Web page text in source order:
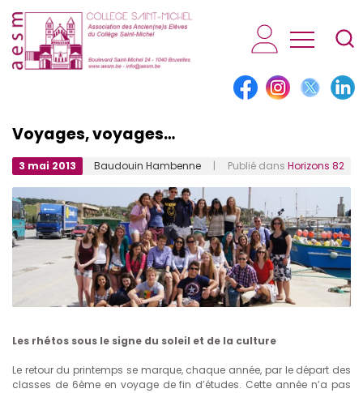
AESM...
Voyages, voyages…
3 mai 2013 Baudouin Hambenne | Publié dans Horizons 82
Les rhétos sous le signe du soleil et de la culture
Le retour du printemps se marque, chaque année, par le départ des
classes de 6ème en voyage de fin d’études. Cette année n’a pas